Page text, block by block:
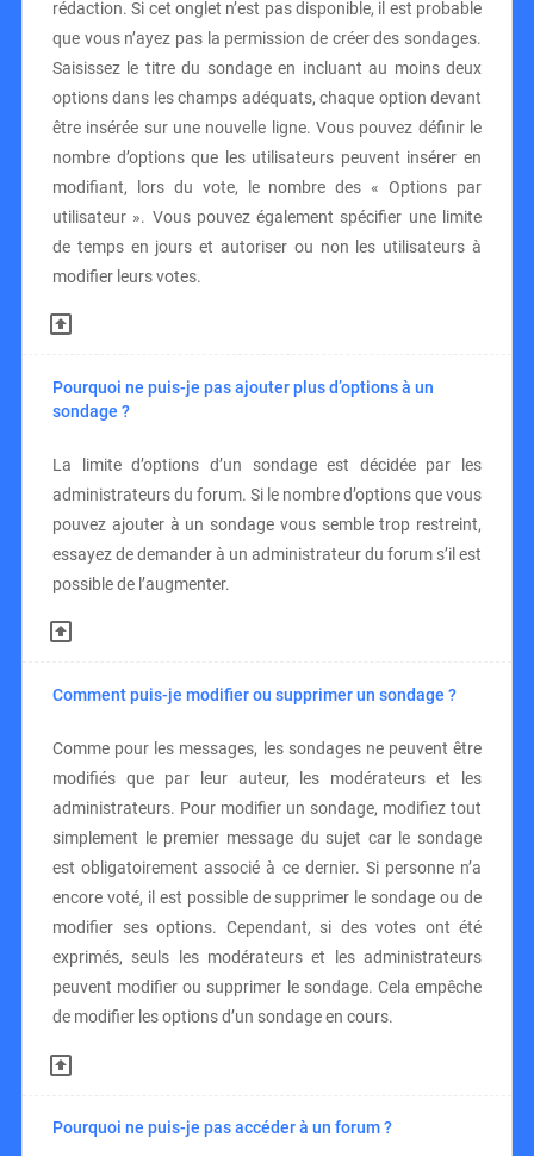
rédaction. Si cet onglet n’est pas disponible, il est probable
que vous n’ayez pas la permission de créer des sondages.
Saisissez le titre du sondage en incluant au moins deux
options dans les champs adéquats, chaque option devant
être insérée sur une nouvelle ligne. Vous pouvez définir le
nombre d’options que les utilisateurs peuvent insérer en
modifiant, lors du vote, le nombre des « Options par
utilisateur ». Vous pouvez également spécifier une limite
de temps en jours et autoriser ou non les utilisateurs à
modifier leurs votes.
Pourquoi ne puis-je pas ajouter plus d’options à un
sondage ?
La limite d’options d’un sondage est décidée par les
administrateurs du forum. Si le nombre d’options que vous
pouvez ajouter à un sondage vous semble trop restreint,
essayez de demander à un administrateur du forum s’il est
possible de l’augmenter.
Comment puis-je modifier ou supprimer un sondage ?
Comme pour les messages, les sondages ne peuvent être
modifiés que par leur auteur, les modérateurs et les
administrateurs. Pour modifier un sondage, modifiez tout
simplement le premier message du sujet car le sondage
est obligatoirement associé à ce dernier. Si personne n’a
encore voté, il est possible de supprimer le sondage ou de
modifier ses options. Cependant, si des votes ont été
exprimés, seuls les modérateurs et les administrateurs
peuvent modifier ou supprimer le sondage. Cela empêche
de modifier les options d’un sondage en cours.
Pourquoi ne puis-je pas accéder à un forum ?